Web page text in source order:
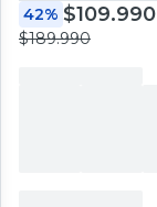
42% $109.990
$189.990